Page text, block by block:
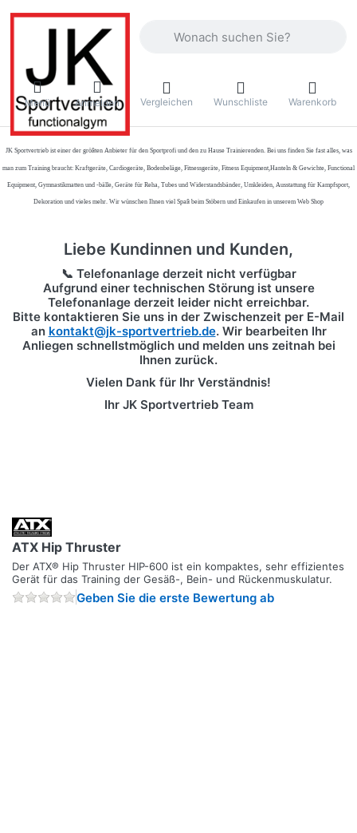
Menü Anmelden Vergleichen Wunschliste Warenkorb
JK Sportvertrieb ist einer der größten Anbieter für den Sportprofi und den zu Hause Trainierenden. Bei uns finden Sie fast alles, was
man zum Training braucht: Kraftgeräte, Cardiogeräte, Bodenbeläge, Fitnessgeräte, Fitness Equipment,Hanteln & Gewichte, Functional
Equipment, Gymnastikmatten und -bälle, Geräte für Reha, Tubes und Widerstandsbänder, Umkleiden, Ausstattung für Kampfsport,
Dekoration und vieles mehr. Wir wünschen Ihnen viel Spaß beim Stöbern und Einkaufen in unserem Web Shop
Liebe Kundinnen und Kunden,
📞 Telefonanlage derzeit nicht verfügbar
Aufgrund einer technischen Störung ist unsere
Telefonanlage derzeit leider nicht erreichbar.
Bitte kontaktieren Sie uns in der Zwischenzeit per E-Mail
an kontakt@jk-sportvertrieb.de. Wir bearbeiten Ihr
Anliegen schnellstmöglich und melden uns zeitnah bei
Ihnen zurück.
Vielen Dank für Ihr Verständnis!
Ihr JK Sportvertrieb Team
ATX Hip Thruster
Der ATX® Hip Thruster HIP-600 ist ein kompaktes, sehr effizientes
Gerät für das Training der Gesäß-, Bein- und Rückenmuskulatur.
Geben Sie die erste Bewertung ab